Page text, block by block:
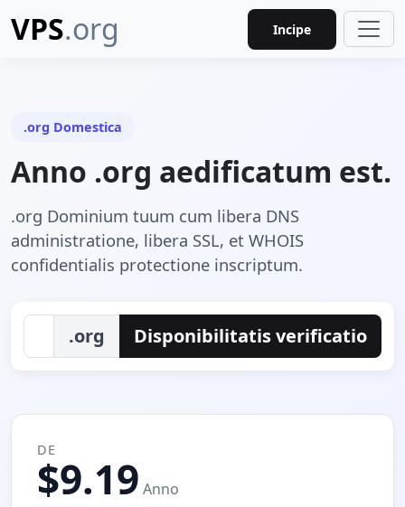
VPS.org Incipe
.org Domestica
Anno .org aedificatum est.
.org Dominium tuum cum libera DNS
administratione, libera SSL, et WHOIS
confidentialis protectione inscriptum.
.org Disponibilitatis verificatio
DE
$9.19 Anno